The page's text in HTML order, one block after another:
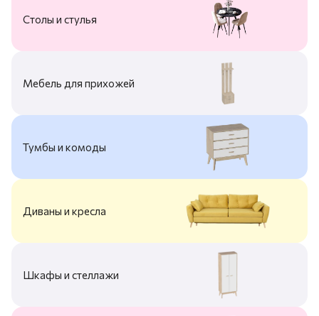
Столы и стулья
Мебель для прихожей
Тумбы и комоды
Диваны и кресла
Шкафы и стеллажи